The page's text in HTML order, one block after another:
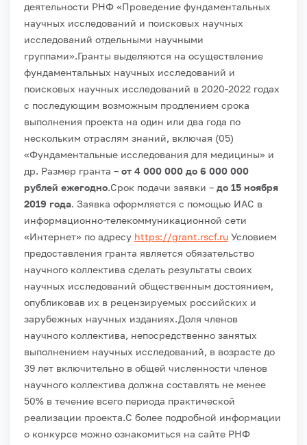
деятельности РНФ «Проведение фундаментальных
научных исследований и поисковых научных
исследований отдельными научными
группами».Гранты выделяются на осуществление
фундаментальных научных исследований и
поисковых научных исследований в 2020-2022 годах
с последующим возможным продлением срока
выполнения проекта на один или два года по
нескольким отраслям знаний, включая (05)
«Фундаментальные исследования для медицины» и
др. Размер гранта – от 4 000 000 до 6 000 000
рублей ежегодно.Срок подачи заявки – до 15 ноября
2019 года. Заявка оформляется с помощью ИАС в
информационно-телекоммуникационной сети
«Интернет» по адресу https://grant.rscf.ru Условием
предоставления гранта является обязательство
научного коллектива сделать результаты своих
научных исследований общественным достоянием,
опубликовав их в рецензируемых российских и
зарубежных научных изданиях.Доля членов
научного коллектива, непосредственно занятых
выполнением научных исследований, в возрасте до
39 лет включительно в общей численности членов
научного коллектива должна составлять не менее
50% в течение всего периода практической
реализации проекта.С более подробной информации
о конкурсе можно ознакомиться на сайте РНФ